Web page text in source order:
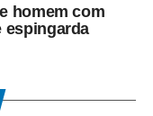
homem com
espingarda